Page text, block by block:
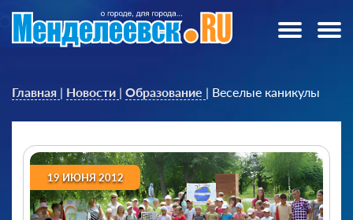
Главная | Новости | Образование | Веселые каникулы
19 ИЮНЯ 2012